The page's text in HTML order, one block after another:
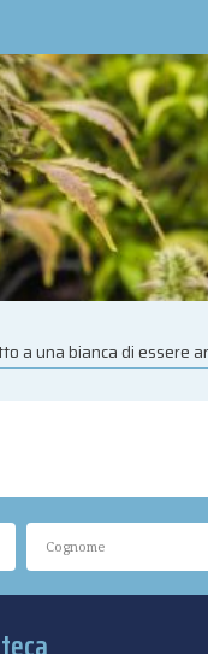
a una bianca di essere